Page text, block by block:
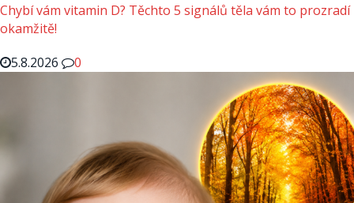
Chybí vám vitamin D? Těchto 5 signálů těla vám to prozradí
okamžitě!
5.8.2026
0